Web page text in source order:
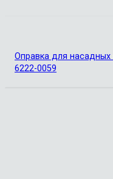
Оправка для
6222-0059